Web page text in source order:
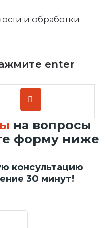
и обработки
enter
на вопросы
форму ниже
консультацию
30 минут!